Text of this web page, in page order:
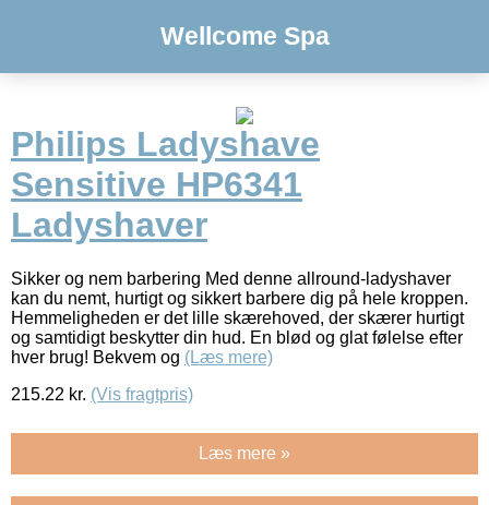
Wellcome Spa
Philips Ladyshave
Sensitive HP6341
Ladyshaver
Sikker og nem barbering Med denne allround-ladyshaver
kan du nemt, hurtigt og sikkert barbere dig på hele kroppen.
Hemmeligheden er det lille skærehoved, der skærer hurtigt
og samtidigt beskytter din hud. En blød og glat følelse efter
hver brug! Bekvem og (Læs mere)
215.22 kr. (Vis fragtpris)
Læs mere »